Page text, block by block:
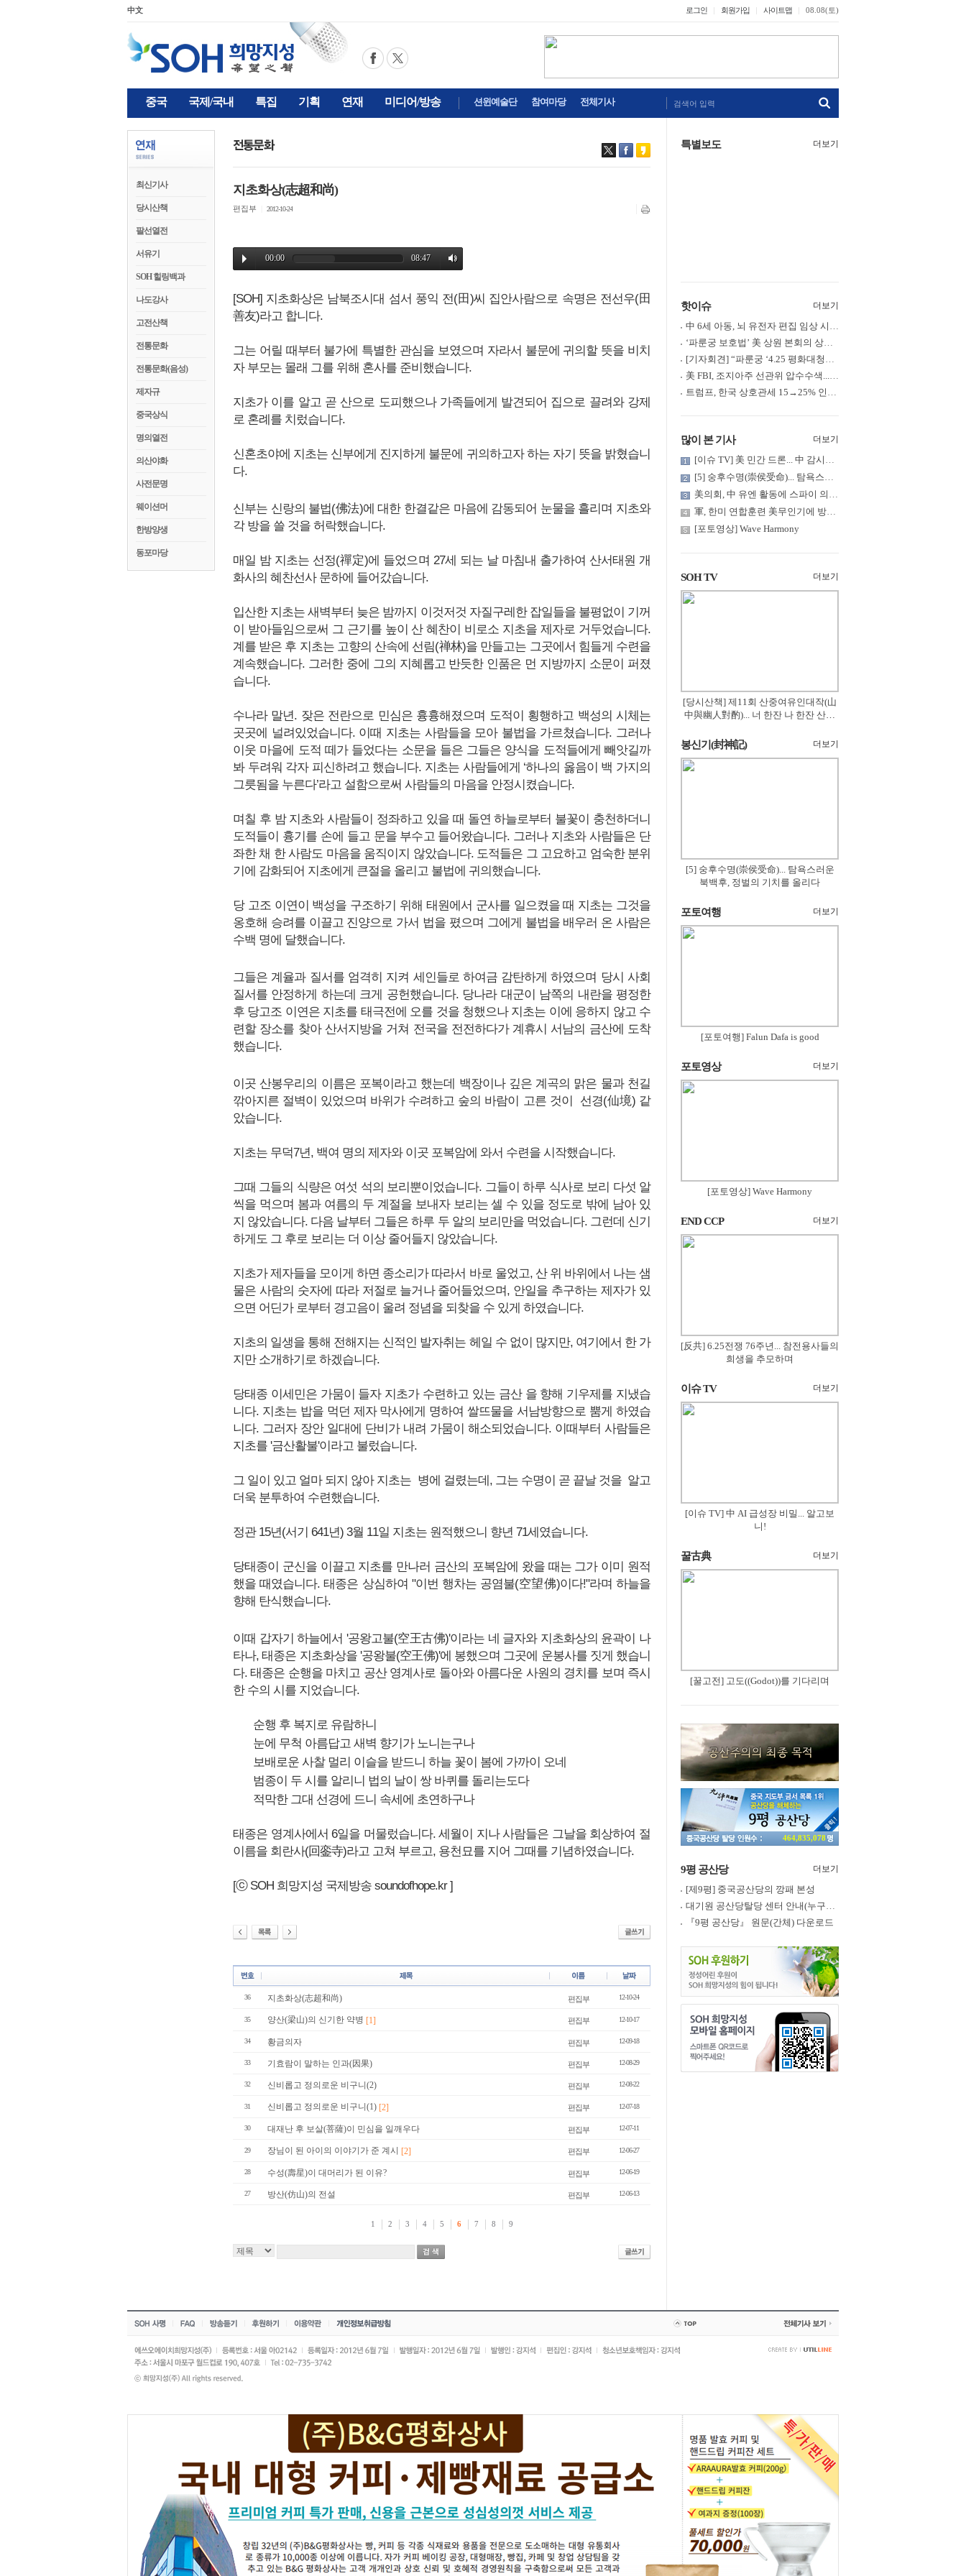
中文 로그인 회원가입 사이트맵 08.08(토)
중국 국제/국내 특집 기획 연재 미디어/방송 션윈예술단 참여마당 전체기사 검색어 입력
최신기사
당시산책
팔선열전
서유기
SOH 힐링백과
나도강사
고전산책
전통문화
전통문화(음성)
제자규
중국상식
명의열전
의산야화
사전문명
웨이션머
한방양생
동포마당
지초화상(志超和尚)
편집부 2012-10-24
[SOH] 지초화상은 남북조시대 섬서 풍익 전(田)씨 집안사람으로 속명은 전선우(田
善友)라고 합니다.
그는 어릴 때부터 불가에 특별한 관심을 보였으며 자라서 불문에 귀의할 뜻을 비치
자 부모는 몰래 그를 위해 혼사를 준비했습니다.
지초가 이를 알고 곧 산으로 도피했으나 가족들에게 발견되어 집으로 끌려와 강제
로 혼례를 치렀습니다.
신혼초야에 지초는 신부에게 진지하게 불문에 귀의하고자 하는 자기 뜻을 밝혔습니
다.
신부는 신랑의 불법(佛法)에 대한 한결같은 마음에 감동되어 눈물을 흘리며 지초와
각 방을 쓸 것을 허락했습니다.
매일 밤 지초는 선정(禪定)에 들었으며 27세 되는 날 마침내 출가하여 산서태원 개
화사의 혜찬선사 문하에 들어갔습니다.
입산한 지초는 새벽부터 늦은 밤까지 이것저것 자질구레한 잡일들을 불평없이 기꺼
이 받아들임으로써 그 근기를 높이 산 혜찬이 비로소 지초을 제자로 거두었습니다.
계를 받은 후 지초는 고향의 산속에 선림(禅林)을 만들고는 그곳에서 힘들게 수련을
계속했습니다. 그러한 중에 그의 지혜롭고 반듯한 인품은 먼 지방까지 소문이 퍼졌
습니다.
수나라 말년. 잦은 전란으로 민심은 흉흉해졌으며 도적이 횡행하고 백성의 시체는
곳곳에 널려있었습니다. 이때 지초는 사람들을 모아 불법을 가르쳤습니다. 그러나
이웃 마을에 도적 떼가 들었다는 소문을 들은 그들은 양식을 도적들에게 빼앗길까
봐 두려워 각자 피신하려고 했습니다. 지초는 사람들에게 ‘하나의 옳음이 백 가지의
그릇됨을 누른다’라고 설함으로써 사람들의 마음을 안정시켰습니다.
며칠 후 밤 지초와 사람들이 정좌하고 있을 때 돌연 하늘로부터 불꽃이 충천하더니
도적들이 흉기를 손에 들고 문을 부수고 들어왔습니다. 그러나 지초와 사람들은 단
좌한 채 한 사람도 마음을 움직이지 않았습니다. 도적들은 그 고요하고 엄숙한 분위
기에 감화되어 지초에게 큰절을 올리고 불법에 귀의했습니다.
당 고조 이연이 백성을 구조하기 위해 태원에서 군사를 일으켰을 때 지초는 그것을
옹호해 승려를 이끌고 진양으로 가서 법을 폈으며 그에게 불법을 배우러 온 사람은
수백 명에 달했습니다.
그들은 계율과 질서를 엄격히 지켜 세인들로 하여금 감탄하게 하였으며 당시 사회
질서를 안정하게 하는데 크게 공헌했습니다. 당나라 대군이 남쪽의 내란을 평정한
후 당고조 이연은 지초를 태극전에 오를 것을 청했으나 지초는 이에 응하지 않고 수
련할 장소를 찾아 산서지방을 거쳐 전국을 전전하다가 계휴시 서남의 금산에 도착
했습니다.
이곳 산봉우리의 이름은 포복이라고 했는데 백장이나 깊은 계곡의 맑은 물과 천길
깎아지른 절벽이 있었으며 바위가 수려하고 숲의 바람이 고른 것이 선경(仙境) 같
았습니다.
지초는 무덕7년, 백여 명의 제자와 이곳 포복암에 와서 수련을 시작했습니다.
그때 그들의 식량은 여섯 석의 보리뿐이었습니다. 그들이 하루 식사로 보리 다섯 알
씩을 먹으며 봄과 여름의 두 계절을 보내자 보리는 셀 수 있을 정도로 밖에 남아 있
지 않았습니다. 다음 날부터 그들은 하루 두 알의 보리만을 먹었습니다. 그런데 신기
하게도 그 후로 보리는 더 이상 줄어들지 않았습니다.
지초가 제자들을 모이게 하면 종소리가 따라서 바로 울었고, 산 위 바위에서 나는 샘
물은 사람의 숫자에 따라 저절로 늘거나 줄어들었으며, 안일을 추구하는 제자가 있
으면 어딘가 로부터 경고음이 울려 정념을 되찾을 수 있게 하였습니다.
지초의 일생을 통해 전해지는 신적인 발자취는 헤일 수 없이 많지만, 여기에서 한 가
지만 소개하기로 하겠습니다.
당태종 이세민은 가뭄이 들자 지초가 수련하고 있는 금산 을 향해 기우제를 지냈습
니다. 지초는 밥을 먹던 제자 막사에게 명하여 쌀뜨물을 서남방향으로 뿜게 하였습
니다. 그러자 장안 일대에 단비가 내려 가뭄이 해소되었습니다. 이때부터 사람들은
지초를 '금산활불'이라고 불렀습니다.
그 일이 있고 얼마 되지 않아 지초는 병에 걸렸는데, 그는 수명이 곧 끝날 것을 알고
더욱 분투하여 수련했습니다.
정관 15년(서기 641년) 3월 11일 지초는 원적했으니 향년 71세였습니다.
당태종이 군신을 이끌고 지초를 만나러 금산의 포복암에 왔을 때는 그가 이미 원적
했을 때였습니다. 태종은 상심하여 "이번 행차는 공염불(空望佛)이다!"라며 하늘을
향해 탄식했습니다.
이때 갑자기 하늘에서 '공왕고불(空王古佛)'이라는 네 글자와 지초화상의 윤곽이 나
타나, 태종은 지초화상을 '공왕불(空王佛)'에 봉했으며 그곳에 운봉사를 짓게 했습니
다. 태종은 순행을 마치고 공산 영계사로 돌아와 아름다운 사원의 경치를 보며 즉시
한 수의 시를 지었습니다.
순행 후 복지로 유람하니
눈에 무척 아름답고 새벽 향기가 노니는구나
보배로운 사찰 멀리 이슬을 받드니 하늘 꽃이 봄에 가까이 오네
범종이 두 시를 알리니 법의 날이 쌍 바퀴를 돌리는도다
적막한 그대 선경에 드니 속세에 초연하구나
태종은 영계사에서 6일을 머물렀습니다. 세월이 지나 사람들은 그날을 회상하여 절
이름을 회란사(回銮寺)라고 고쳐 부르고, 용천묘를 지어 그때를 기념하였습니다.
[ⓒ SOH 희망지성 국제방송 soundofhope.kr ]
36 지초화상(志超和尚) 편집부 12-10-24
35 양산(梁山)의 신기한 약병 [1] 편집부 12-10-17
34 황금의자 편집부 12-09-18
33 기효람이 말하는 인과(因果) 편집부 12-08-29
32 신비롭고 정의로운 비구니(2) 편집부 12-08-22
31 신비롭고 정의로운 비구니(1) [2] 편집부 12-07-18
30 대재난 후 보살(菩薩)이 민심을 일깨우다 편집부 12-07-11
29 장님이 된 아이의 이야기가 준 계시 [2] 편집부 12-06-27
28 수성(壽星)이 대머리가 된 이유? 편집부 12-06-19
27 방산(仿山)의 전설 편집부 12-06-13
1 2 3 4 5 6 7 8 9
특별보도 더보기
핫이슈 더보기
中 6세 아동, 뇌 유전자 편집 임상 시험 중 사망... 의료진 1년간 ....
‘파룬궁 보호법’ 美 상원 본회의 상정... 최종 입법 ‘초읽기’
[기자회견] “파룬궁 ‘4.25 평화대청원’ 기념 & 중공의 션윈 공연 .....
美 FBI, 조지아주 선관위 압수수색... 트럼프 “부정선거 증거 확보....
트럼프, 한국 상호관세 15→25% 인상... “韓 국회 무력합의 미비준”....
많이 본 기사 더보기
[이슈 TV] 美 민간 드론... 中 감시망 뚫고 군함 근접 촬영
[5] 숭후수명(崇侯受命)... 탐욕스러운 북백후, 정벌의 기치를 올.....
美의회, 中 유엔 활동에 스파이 의혹 제기
軍, 한미 연합훈련 美무인기에 방공태세 발령... 왜?
[포토영상] Wave Harmony
SOH TV 더보기
[당시산책] 제11회 산중여유인대작(山
中與幽人對酌)... 너 한잔 나 한잔 산의
봉신기(封神記) 더보기
[5] 숭후수명(崇侯受命)... 탐욕스러운
북백후, 정벌의 기치를 올리다
포토여행 더보기
[포토여행] Falun Dafa is good
포토영상 더보기
[포토영상] Wave Harmony
END CCP 더보기
[反共] 6.25전쟁 76주년... 참전용사들의
희생을 추모하며
이슈 TV 더보기
[이슈 TV] 中 AI 급성장 비밀... 알고보
니!
꿀古典 더보기
[꿀고전] 고도((Godot))를 기다리며
464,835,078
9평 공산당 더보기
[제9평] 중국공산당의 깡패 본성
대기원 공산당탈당 센터 안내(누구나 쉽게 退黨, 退團, 退隊 가능)
『9평 공산당』 원문(간체) 다운로드